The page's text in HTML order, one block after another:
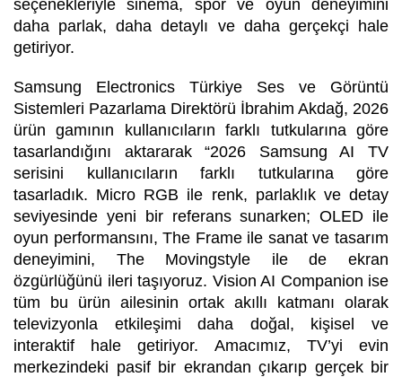
seçenekleriyle sinema, spor ve oyun deneyimini
daha parlak, daha detaylı ve daha gerçekçi hale
getiriyor.
Samsung Electronics Türkiye Ses ve Görüntü
Sistemleri Pazarlama Direktörü İbrahim Akdağ, 2026
ürün gamının kullanıcıların farklı tutkularına göre
tasarlandığını aktararak “2026 Samsung AI TV
serisini kullanıcıların farklı tutkularına göre
tasarladık. Micro RGB ile renk, parlaklık ve detay
seviyesinde yeni bir referans sunarken; OLED ile
oyun performansını, The Frame ile sanat ve tasarım
deneyimini, The Movingstyle ile de ekran
özgürlüğünü ileri taşıyoruz. Vision AI Companion ise
tüm bu ürün ailesinin ortak akıllı katmanı olarak
televizyonla etkileşimi daha doğal, kişisel ve
interaktif hale getiriyor. Amacımız, TV’yi evin
merkezindeki pasif bir ekrandan çıkarıp gerçek bir